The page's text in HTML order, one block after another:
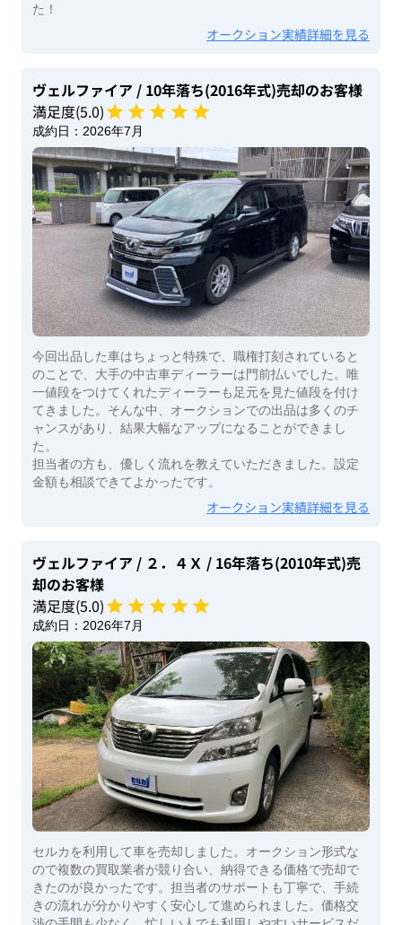
た！
オークション実績詳細を見る
ヴェルファイア / 10年落ち(2016年式)売却のお客様
満足度(5.0)
成約日： 2026年7月
今回出品した車はちょっと特殊で、職権打刻されていると
のことで、大手の中古車ディーラーは門前払いでした。唯
一値段をつけてくれたディーラーも足元を見た値段を付け
てきました。そんな中、オークションでの出品は多くのチ
ャンスがあり、結果大幅なアップになることができまし
た。
担当者の方も、優しく流れを教えていただきました。設定
金額も相談できてよかったです。
オークション実績詳細を見る
ヴェルファイア / ２．４Ｘ / 16年落ち(2010年式)売
却のお客様
満足度(5.0)
成約日： 2026年7月
セルカを利用して車を売却しました。オークション形式な
ので複数の買取業者が競り合い、納得できる価格で売却で
きたのが良かったです。担当者のサポートも丁寧で、手続
きの流れが分かりやすく安心して進められました。価格交